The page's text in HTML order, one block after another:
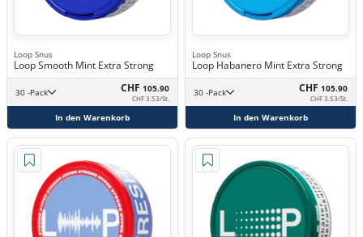
Loop Snus
Loop Smooth Mint Extra Strong
30 -Pack CHF 105.90
CHF 3.53/St.
In den Warenkorb
Loop Snus
Loop Habanero Mint Extra Strong
30 -Pack CHF 105.90
CHF 3.53/St.
In den Warenkorb